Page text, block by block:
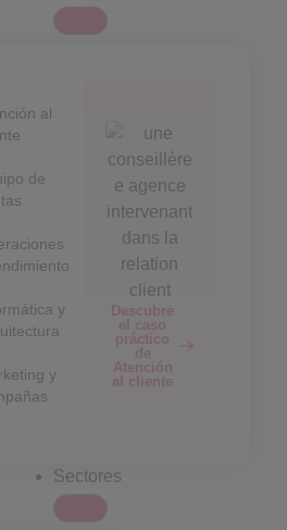
al
de
y
y
Descubre
el caso
práctico
de
Atención
al cliente
Sectores